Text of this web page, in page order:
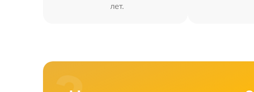
лет.